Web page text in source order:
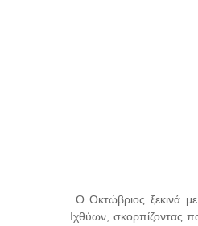
Ο Οκτώβριος ξεκινά
Ιχθύων, σκορπίζοντας